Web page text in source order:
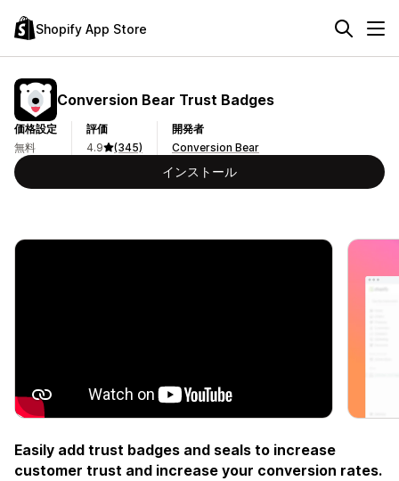
Shopify App Store
Conversion Bear Trust Badges
価格設定
無料
評価
4.9
(345)
開発者
Conversion Bear
インストール
Easily add trust badges and seals to increase
customer trust and increase your conversion rates.